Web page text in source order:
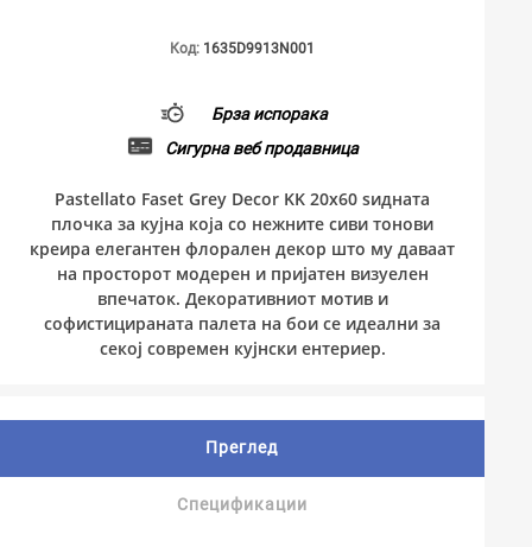
Код: 1635D9913N001
Брза испорака
Сигурна веб продавница
Pastellato Faset Grey Decor KK 20x60 ѕидната
плочка за кујна која со нежните сиви тонови
креира елегантен флорален декор што му даваат
на просторот модерен и пријатен визуелен
впечаток. Декоративниот мотив и
софистицираната палета на бои се идеални за
секој современ кујнски ентериер.
Преглед
Спецификации